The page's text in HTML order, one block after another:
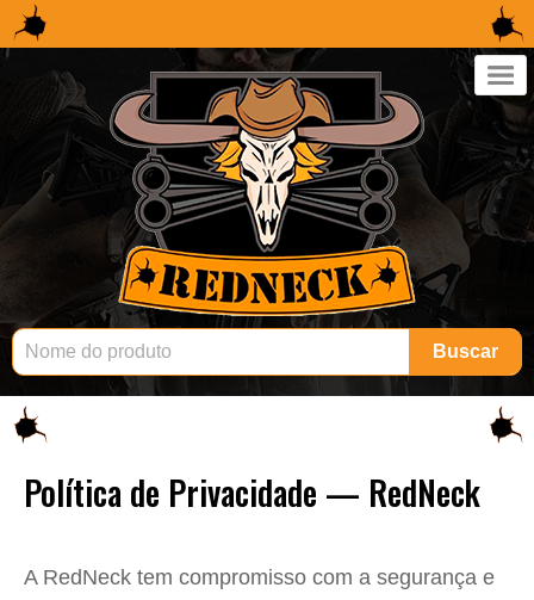
×
Buscar
Política de Privacidade — RedNeck
A RedNeck tem compromisso com a segurança e